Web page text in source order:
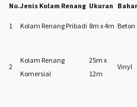
No.Jenis Kolam Renang Ukuran
1 Kolam Renang Pribadi 8m x 4m Beton
2
Kolam Renang
Komersial
25m x
12m
Vinyl